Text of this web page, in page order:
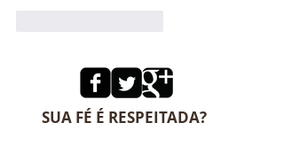
SUA FÉ É RESPEITADA?